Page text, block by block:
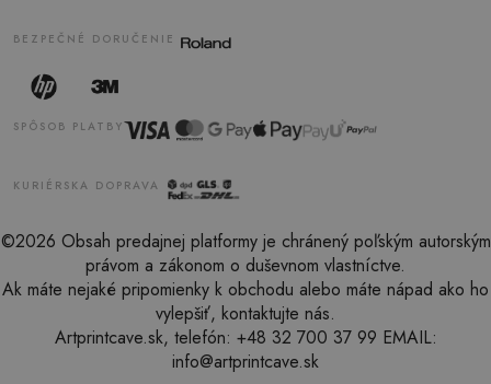
BEZPEČNÉ DORUČENIE
KURIÉRSKA DOPRAVA
SPÔSOB PLATBY
©2026 Obsah predajnej platformy je chránený poľským autorským
právom a zákonom o duševnom vlastníctve.
Ak máte nejaké pripomienky k obchodu alebo máte nápad ako ho
vylepšiť, kontaktujte nás.
Artprintcave.sk, telefón: +48 32 700 37 99 EMAIL:
info@artprintcave.sk